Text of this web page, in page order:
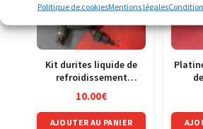
Politique de cookiesMentions légales
Kit durites liquide de
refroidissement
Kawasaki 500 GPZ
ex500d 94-03
10.00€
AJOUTER AU PANIER